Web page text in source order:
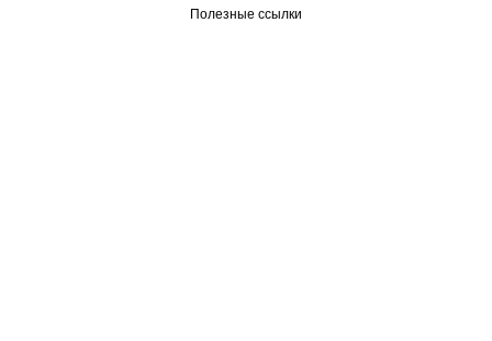
Полезные ссылки